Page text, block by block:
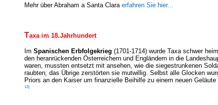
Mehr über Abraham a Santa Clara erfahren Sie hier...
Taxa im 18.Jahrhundert
Im Spanischen Erbfolgekrieg (1701-1714) wurde Taxa schwer
den heranrückenden Österreichern und Engländern in die
waren, mussten entsetzt mit ansehen, wie die siegestrunkenen
raubten; das Übrige zerstörten sie mutwillig. Selbst alle Glocken
Priors an den Kaiser um finanzielle Beihilfe zu einem neuen
13)